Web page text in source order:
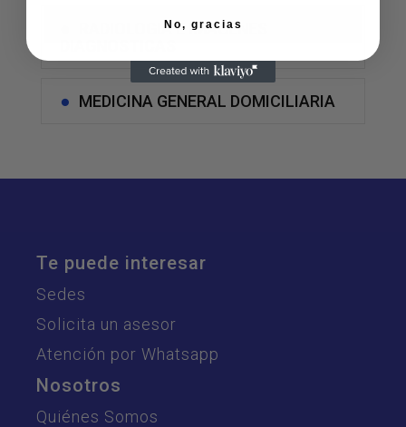
RADIOLOGIA E IMAGENES
MEDICINA GENERAL DOMICILIARIA
Te puede interesar
Sedes
Solicita un asesor
Atención por Whatsapp
Nosotros
Quiénes Somos
No, gracias